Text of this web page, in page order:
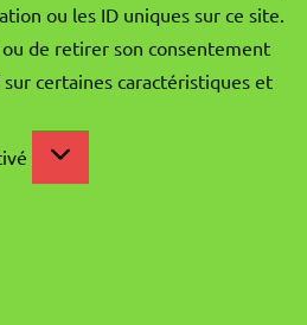
ou les ID uniques sur ce site.
de retirer son consentement
certaines caractéristiques et